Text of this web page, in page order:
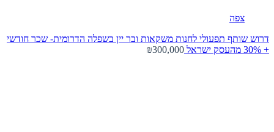
צפה
דרוש שותף תפעולי לחנות משקאות ובר יין בשפלה הדרומית- שכר חודשי
+ 30% מהעסק
ישראל ₪300,000